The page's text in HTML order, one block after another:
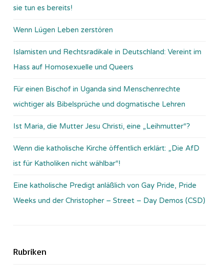
sie tun es bereits!
Wenn Lügen Leben zerstören
Islamisten und Rechtsradikale in Deutschland: Vereint im
Hass auf Homosexuelle und Queers
Für einen Bischof in Uganda sind Menschenrechte
wichtiger als Bibelsprüche und dogmatische Lehren
Ist Maria, die Mutter Jesu Christi, eine „Leihmutter“?
Wenn die katholische Kirche öffentlich erklärt: „Die AfD
ist für Katholiken nicht wählbar“!
Eine katholische Predigt anläßlich von Gay Pride, Pride
Weeks und der Christopher – Street – Day Demos (CSD)
Rubriken